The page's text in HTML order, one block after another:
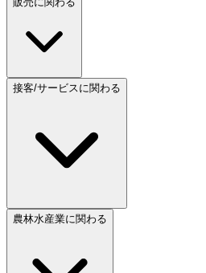
接客/サービスに関わる
農林水産業に関わる